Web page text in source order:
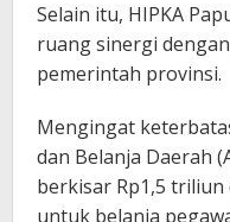
Selain itu, HIPKA
ruang sinergi
pemerintah provinsi.
Mengingat
dan Belanja Daerah
berkisar Rp1,5
untuk belanja